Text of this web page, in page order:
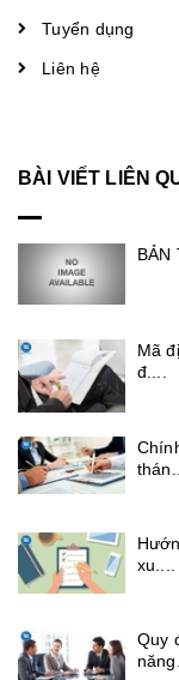
Tuyển dụng
Liên hệ
BÀI VIẾT LIÊN
BẢN
Mã
đ....
xu....
Quy